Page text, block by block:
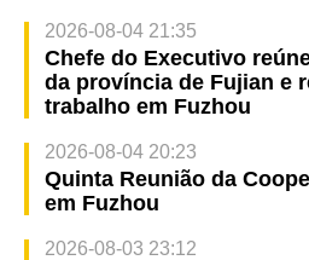
2026-08-04 21:35
Chefe do Executivo
da província de Fujian e
trabalho em Fuzhou
2026-08-04 20:23
Quinta Reunião da
em Fuzhou
2026-08-03 23:12